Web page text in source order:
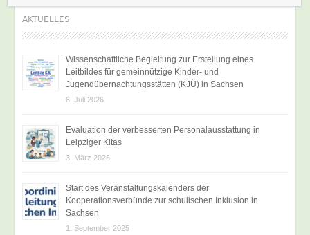
AKTUELLES
Wissenschaftliche Begleitung zur Erstellung eines
Leitbildes für gemeinnützige Kinder- und
Jugendübernachtungsstätten (KJÜ) in Sachsen
6. Juli 2026
Evaluation der verbesserten Personalausstattung in
Leipziger Kitas
3. März 2026
Start des Veranstaltungskalenders der
Kooperationsverbünde zur schulischen Inklusion in
Sachsen
1. September 2025